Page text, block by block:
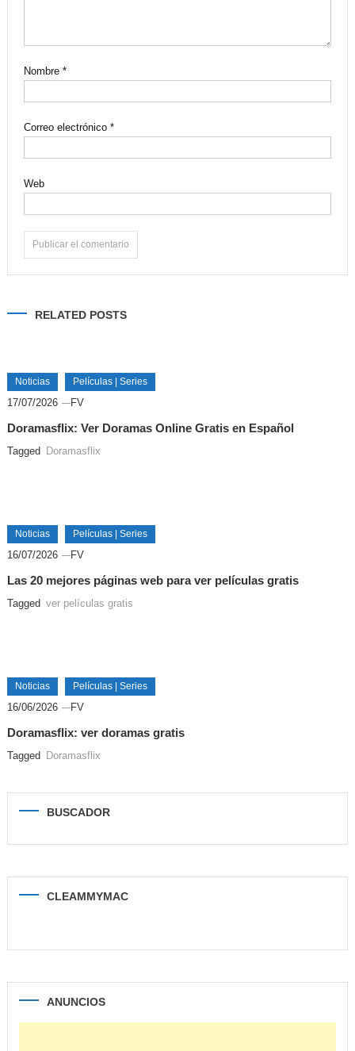
Nombre *
Correo electrónico *
Web
RELATED POSTS
Noticias Películas | Series
17/07/2026 FV
Doramasflix: Ver Doramas Online Gratis en Español
Tagged Doramasflix
Noticias Películas | Series
16/07/2026 FV
Las 20 mejores páginas web para ver películas gratis
Tagged ver películas gratis
Noticias Películas | Series
16/06/2026 FV
Doramasflix: ver doramas gratis
Tagged Doramasflix
BUSCADOR
CLEAMMYMAC
ANUNCIOS